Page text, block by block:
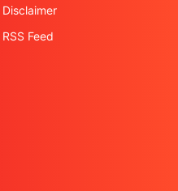
Disclaimer
RSS Feed